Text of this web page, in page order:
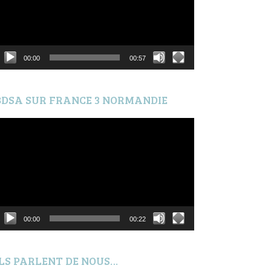
00:00 00:57
SUR FRANCE 3 NORMANDIE
00:00 00:22
PARLENT DE NOUS…